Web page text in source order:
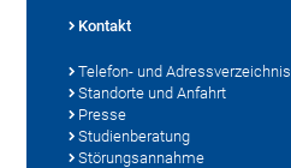
Kontakt
Telefon- und Adressverzeichnis
Standorte und Anfahrt
Presse
Studienberatung
Störungsannahme